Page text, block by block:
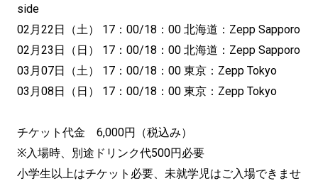
side
02月22日（土） 17：00/18：00 北海道：Zepp Sapporo
02月23日（日） 17：00/18：00 北海道：Zepp Sapporo
03月07日（土） 17：00/18：00 東京：Zepp Tokyo
03月08日（日） 17：00/18：00 東京：Zepp Tokyo
チケット代金 6,000円（税込み）
※入場時、別途ドリンク代500円必要
小学生以上はチケット必要、未就学児はご入場できませ